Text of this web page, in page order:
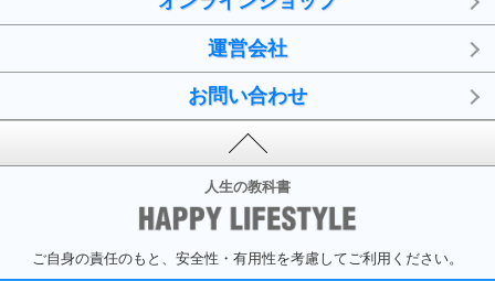
運営会社
お問い合わせ
人生の教科書
ご自身の責任のもと、安全性・有用性を考慮してご利用ください。